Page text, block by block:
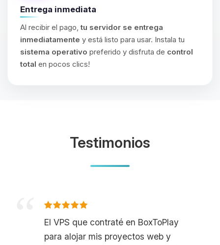
Entrega inmediata
Al recibir el pago,tu servidor se entrega
inmediatamente y está listo para usar. Instala tu
sistema operativo preferido y disfruta de control
total en pocos clics!
Testimonios
El VPS que contraté en BoxToPlay
para alojar mis proyectos web y